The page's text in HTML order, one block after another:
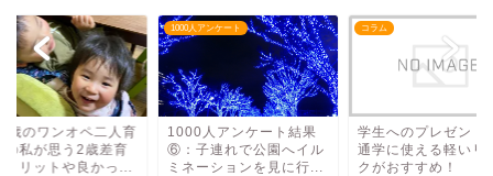
歳のワンオペ二人育
の私が思う2歳差育
メリットや良かっ...
1000人アンケート
1000人アンケート結果
⑥：子連れで公園へイル
ミネーションを見に行...
コラム
学生へのプレゼント
通学に使える軽いリ
クがおすすめ！